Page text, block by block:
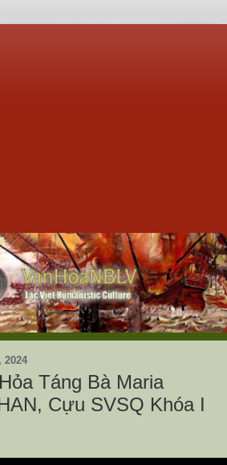
2024
Táng Bà Maria
Cựu SVSQ Khóa I